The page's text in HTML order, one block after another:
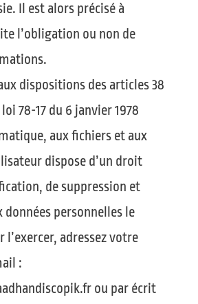
Il est alors précisé à
l’obligation ou non de
dispositions des articles 38
78-17 du 6 janvier 1978
aux fichiers et aux
dispose d’un droit
de suppression et
données personnelles le
l’exercer, adressez votre
:
ou par écrit